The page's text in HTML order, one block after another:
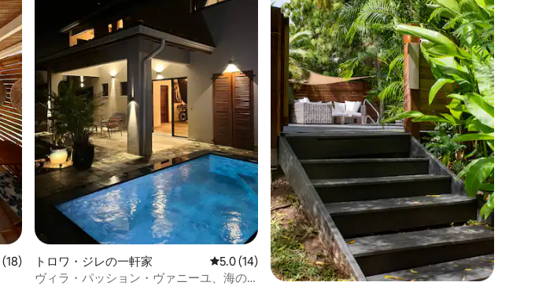
18件、5つ星中4.89つ星の平均評価
トロワ・ジレの一軒家 レビュー14件、5つ星中5.0つ星の平均評価
5.0 (14)
ヴィラ・パッション・ヴァニーユ、海の